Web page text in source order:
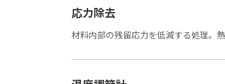
応力除去
材料内部の残留応力を低減する処理。